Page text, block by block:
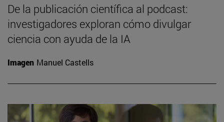
De la publicación científica al podcast:
investigadores exploran cómo divulgar
ciencia con ayuda de la IA
Imagen Manuel Castells